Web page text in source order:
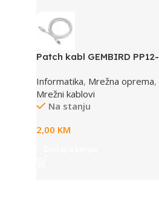
Patch kabl GEMBIRD PP12-
Informatika, Mrežna oprema,
Mrežni kablovi
Na stanju
2,00 KM